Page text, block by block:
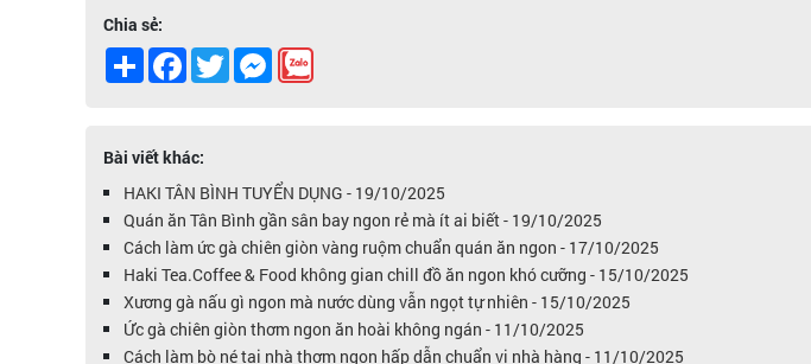
Chia sẻ:
Share FacebookTwitterMessenger
Bài viết khác:
HAKI TÂN BÌNH TUYỂN DỤNG - 19/10/2025
Quán ăn Tân Bình gần sân bay ngon rẻ mà ít ai biết - 19/10/2025
Cách làm ức gà chiên giòn vàng ruộm chuẩn quán ăn ngon - 17/10/2025
Haki Tea.Coffee & Food không gian chill đồ ăn ngon khó cưỡng - 15/10/2025
Xương gà nấu gì ngon mà nước dùng vẫn ngọt tự nhiên - 15/10/2025
Ức gà chiên giòn thơm ngon ăn hoài không ngán - 11/10/2025
Cách làm bò né tại nhà thơm ngon hấp dẫn chuẩn vị nhà hàng - 11/10/2025